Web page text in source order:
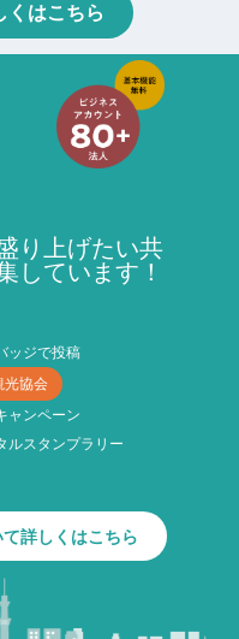
くはこちら
り上げたい共
しています！
ッジで投稿
協会
ャンペーン
ルスタンプラリー
詳しくはこちら